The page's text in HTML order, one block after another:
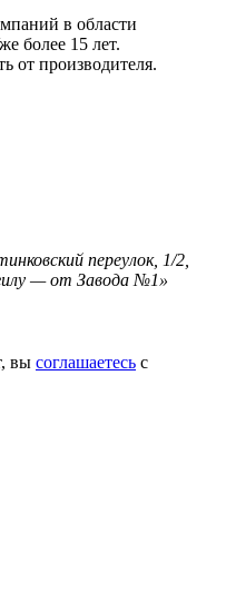
в области
более 15 лет.
от производителя.
переулок, 1/2,
— от Завода №1»
вы соглашаетесь с